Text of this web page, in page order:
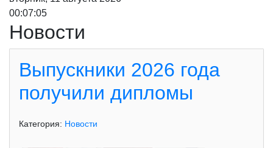
00:07:07
Новости
Выпускники 2026 года
получили дипломы
Категория: Новости